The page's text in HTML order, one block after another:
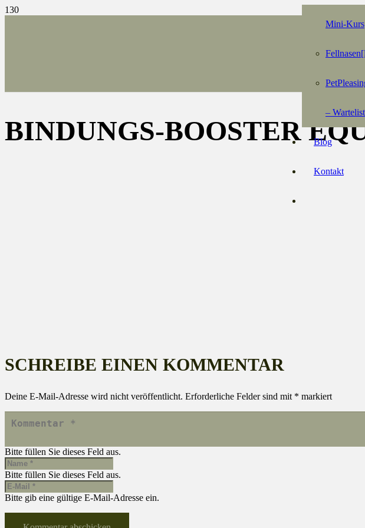
Mini-Kurs
–
Blog
Kontakt
BINDUNGS-BOOSTER
SCHREIBE EINEN KOMMENTAR
Deine E-Mail-Adresse wird nicht veröffentlicht. Erforderliche Felder sind mit * markiert
Bitte füllen Sie dieses Feld aus.
Bitte füllen Sie dieses Feld aus.
Bitte gib eine gültige E-Mail-Adresse ein.